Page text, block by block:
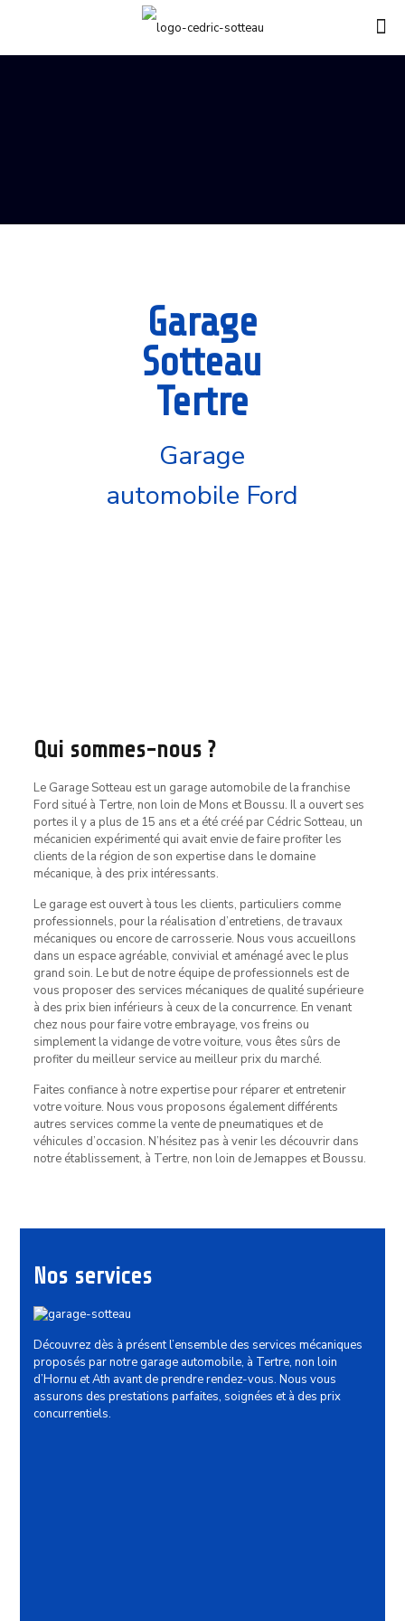
Garage
Sotteau
Tertre
Garage
automobile Ford
Qui sommes-nous ?
Le Garage Sotteau est un garage automobile de la franchise
Ford situé à Tertre, non loin de Mons et Boussu. Il a ouvert ses
portes il y a plus de 15 ans et a été créé par Cédric Sotteau, un
mécanicien expérimenté qui avait envie de faire profiter les
clients de la région de son expertise dans le domaine
mécanique, à des prix intéressants.
Le garage est ouvert à tous les clients, particuliers comme
professionnels, pour la réalisation d’entretiens, de travaux
mécaniques ou encore de carrosserie. Nous vous accueillons
dans un espace agréable, convivial et aménagé avec le plus
grand soin. Le but de notre équipe de professionnels est de
vous proposer des services mécaniques de qualité supérieure
à des prix bien inférieurs à ceux de la concurrence. En venant
chez nous pour faire votre embrayage, vos freins ou
simplement la vidange de votre voiture, vous êtes sûrs de
profiter du meilleur service au meilleur prix du marché.
Faites confiance à notre expertise pour réparer et entretenir
votre voiture. Nous vous proposons également différents
autres services comme la vente de pneumatiques et de
véhicules d’occasion. N’hésitez pas à venir les découvrir dans
notre établissement, à Tertre, non loin de Jemappes et Boussu.
Nos services
Découvrez dès à présent l’ensemble des services mécaniques
proposés par notre garage automobile, à Tertre, non loin
d’Hornu et Ath avant de prendre rendez-vous. Nous vous
assurons des prestations parfaites, soignées et à des prix
concurrentiels.